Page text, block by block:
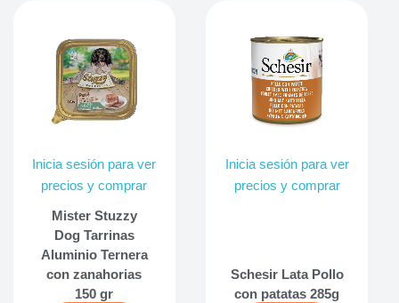
Inicia sesión para ver
precios y comprar
Mister Stuzzy
Dog Tarrinas
Aluminio Ternera
con zanahorias
150 gr
Inicia sesión para ver
precios y comprar
Schesir Lata Pollo
con patatas 285g